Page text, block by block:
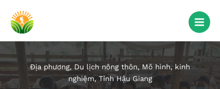
Địa phương, Du lịch nông thôn, Mô hình, kinh
nghiệm,Tỉnh Hậu Giang